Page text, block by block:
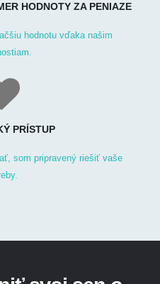
HODNOTY ZA PENIAZE
hodnotu vďaka našim
PRÍSTUP
som pripravený riešiť vaše